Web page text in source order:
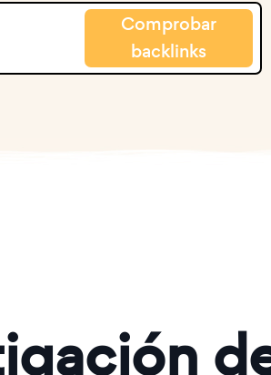
Comprobar
backlinks